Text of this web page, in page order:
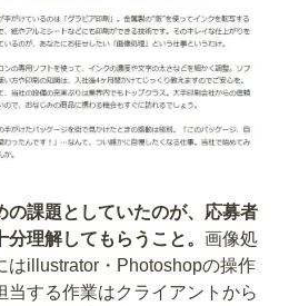
の課題としていたのが、応募者
理解してもらうこと。 画像処
はillustrator・Photoshopの操作
当する作業はクライアントから